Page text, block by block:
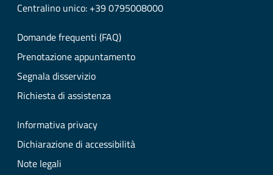
Centralino unico: +39 0795008000
Domande frequenti (FAQ)
Prenotazione appuntamento
Segnala disservizio
Richiesta di assistenza
Informativa privacy
Dichiarazione di accessibilità
Note legali